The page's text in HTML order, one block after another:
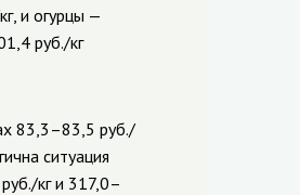
и огурцы —
руб./кг
83,3–83,5 руб./
ситуация
кг и 317,0–